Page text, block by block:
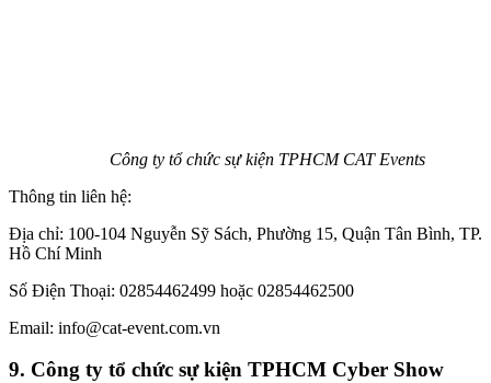
Công ty tổ chức sự kiện TPHCM CAT Events
Thông tin liên hệ:
Địa chỉ: 100-104 Nguyễn Sỹ Sách, Phường 15, Quận Tân Bình, TP.
Hồ Chí Minh
Số Điện Thoại: 02854462499 hoặc 02854462500
Email: info@cat-event.com.vn
9. Công ty tổ chức sự kiện TPHCM Cyber Show